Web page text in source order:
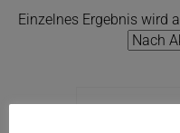
Einzelnes Ergebnis wird